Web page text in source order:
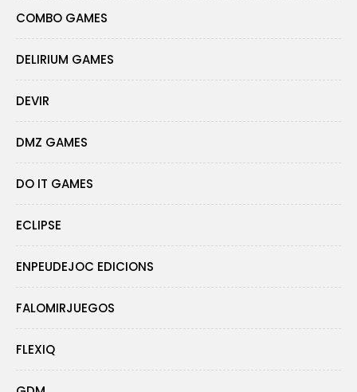
COMBO GAMES
DELIRIUM GAMES
DEVIR
DMZ GAMES
DO IT GAMES
ECLIPSE
ENPEUDEJOC EDICIONS
FALOMIRJUEGOS
FLEXIQ